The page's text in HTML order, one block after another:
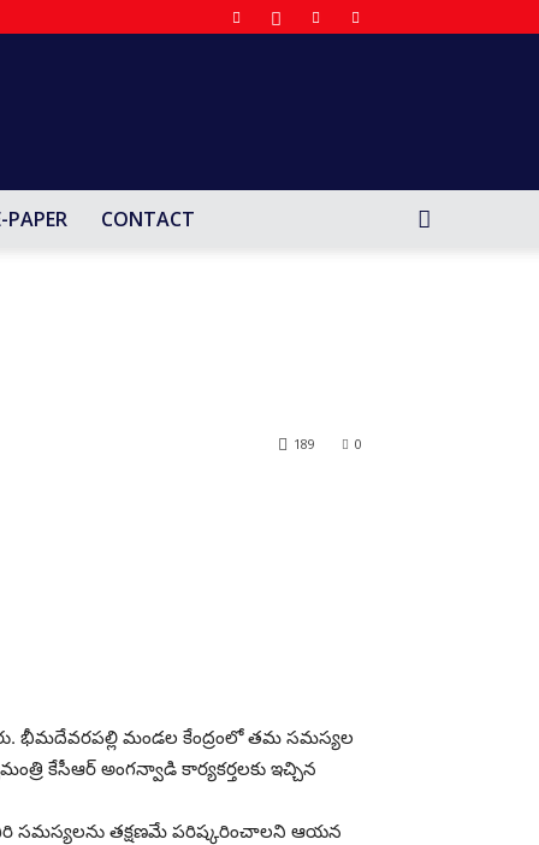
PAPER CONTACT
0
189
భీమదేవరపల్లి మండల కేంద్రంలో తమ సమస్యల
కేసీఆర్ అంగన్వాడి కార్యకర్తలకు ఇచ్చిన
వీరి సమస్యలను తక్షణమే పరిష్కరించాలని ఆయన